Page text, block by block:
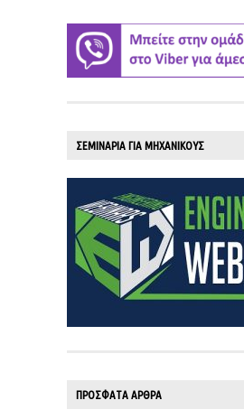
ΣΕΜΙΝΑΡΙΑ ΓΙΑ ΜΗΧΑΝΙΚΟΥΣ
ΠΡΟΣΦΑΤΑ ΑΡΘΡΑ